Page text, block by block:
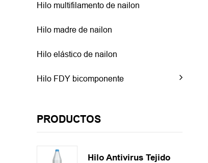
Hilo multifilamento de nailon
Hilo madre de nailon
Hilo elástico de nailon
Hilo FDY bicomponente
PRODUCTOS
Hilo Antivirus Tejido